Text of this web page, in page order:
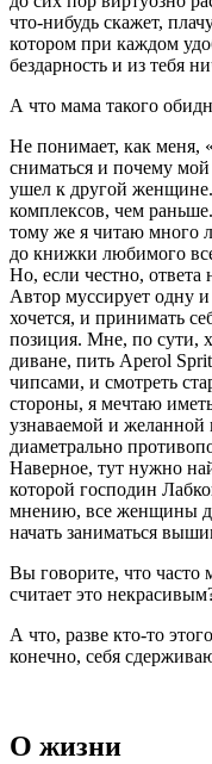
что-нибудь скажет,
котором при каждом
бездарность и из тебя
А что мама такого
Не понимает, как меня,
сниматься и почему
ушел к другой
комплексов, чем
тому же я читаю много
до книжки любимого
Но, если честно,
Автор муссирует одну
хочется, и принимать
позиция. Мне, по сути,
диване, пить Aperol
чипсами, и смотреть
стороны, я мечтаю
узнаваемой и желанной
диаметрально
Наверное, тут нужно
которой господин
мнению, все женщины
начать заниматься
Вы говорите, что часто
считает это
А что, разве кто-то
конечно, себя
О жизни